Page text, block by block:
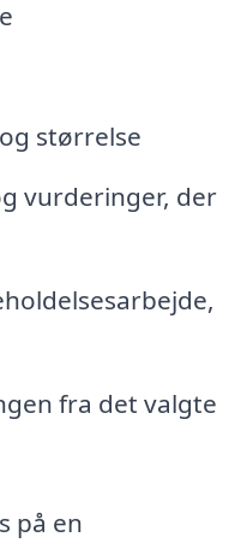
størrelse
vurderinger, der
fra det valgte
på en